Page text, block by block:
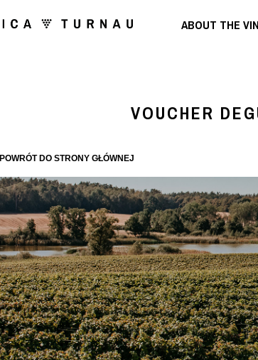
ABOUT THE
POWRÓT DO STRONY GŁÓWNEJ
VOUCHER